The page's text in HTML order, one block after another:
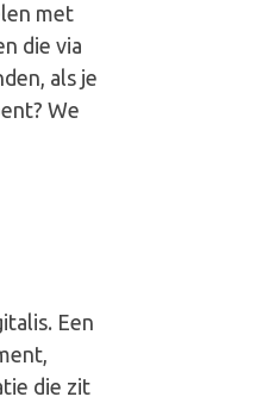
met
die via
als je
We
Een
die zit